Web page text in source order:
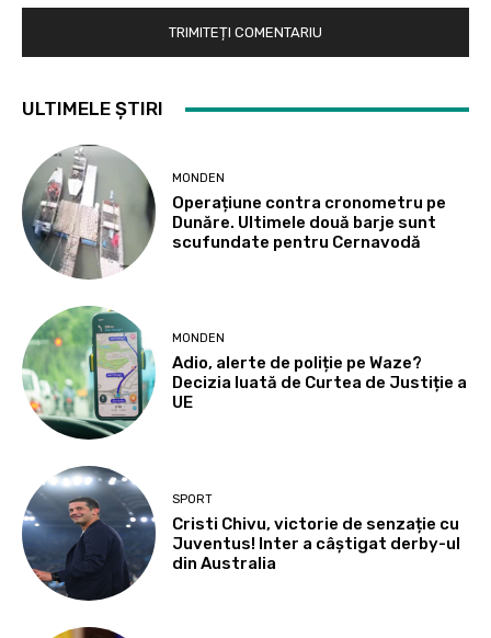
ULTIMELE ȘTIRI
MONDEN
Operațiune contra cronometru pe
Dunăre. Ultimele două barje sunt
scufundate pentru Cernavodă
MONDEN
Adio, alerte de poliție pe Waze?
Decizia luată de Curtea de Justiție a
UE
SPORT
Cristi Chivu, victorie de senzație cu
Juventus! Inter a câștigat derby-ul
din Australia